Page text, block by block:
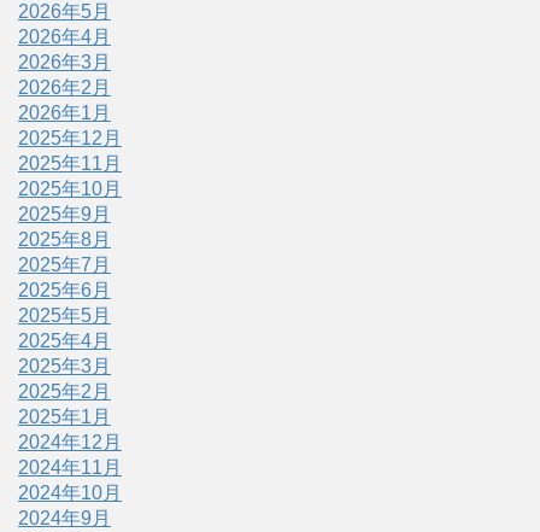
2026年5月
2026年4月
2026年3月
2026年2月
2026年1月
2025年12月
2025年11月
2025年10月
2025年9月
2025年8月
2025年7月
2025年6月
2025年5月
2025年4月
2025年3月
2025年2月
2025年1月
2024年12月
2024年11月
2024年10月
2024年9月